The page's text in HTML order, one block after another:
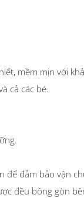
mềm mịn với
cả các bé.
để đảm bảo vận
đều bông gòn